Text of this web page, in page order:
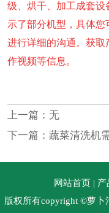
级、烘干、加工成套
示了部分机型，具体
进行详细的沟通。获取
作视频等信息。
上一篇：无
下一篇： 蔬菜清洗机
网站首页| 产
版权所有copyright ©萝卜